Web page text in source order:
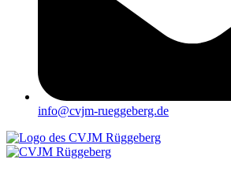
info@cvjm-rueggeberg.de